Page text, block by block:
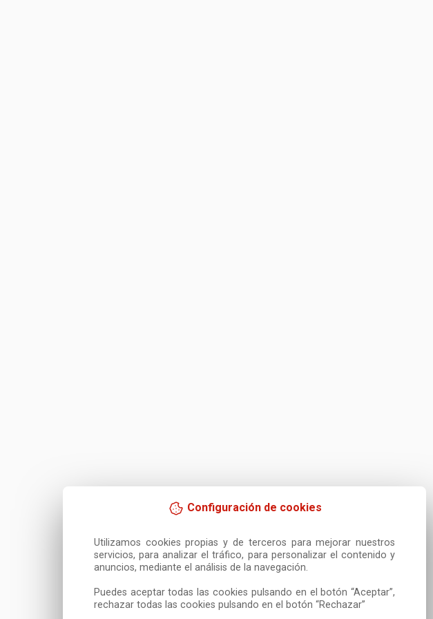
Configuración de cookies
Utilizamos cookies propias y de terceros para mejorar nuestros
servicios, para analizar el tráfico, para personalizar el contenido y
anuncios, mediante el análisis de la navegación.
Puedes aceptar todas las cookies pulsando en el botón “Aceptar”,
rechazar todas las cookies pulsando en el botón “Rechazar”